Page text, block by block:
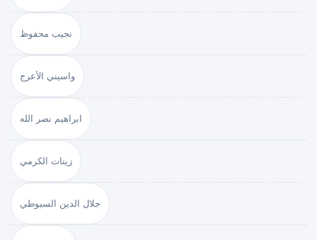
نجيب محفوظ
واسيني الأعرج
ابراهيم نصر الله
زينات الكرمي
جلال الدين السيوطي